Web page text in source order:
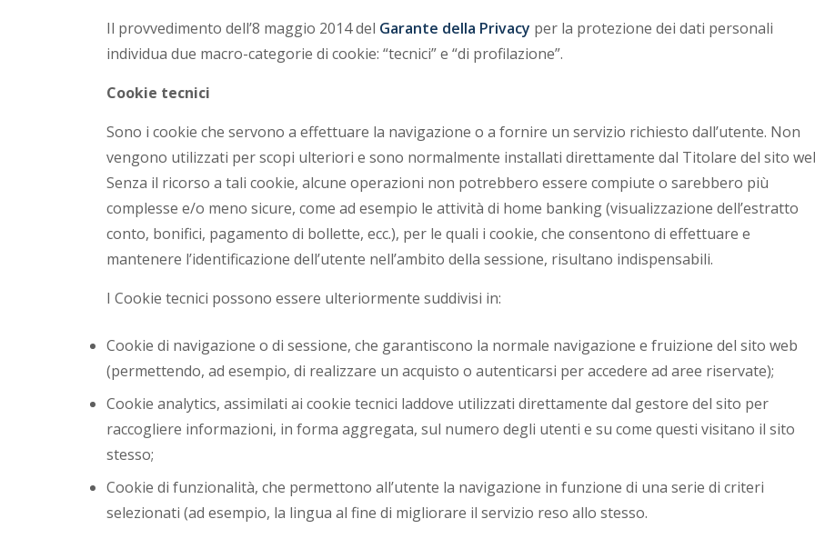
Il provvedimento dell’8 maggio 2014 del Garante della Privacy per la protezione dei dati personali
individua due macro-categorie di cookie: “tecnici” e “di profilazione”.
Cookie tecnici
Sono i cookie che servono a effettuare la navigazione o a fornire un servizio richiesto dall’utente. Non
vengono utilizzati per scopi ulteriori e sono normalmente installati direttamente dal Titolare del sito
Senza il ricorso a tali cookie, alcune operazioni non potrebbero essere compiute o sarebbero più
complesse e/o meno sicure, come ad esempio le attività di home banking (visualizzazione dell’estratto
conto, bonifici, pagamento di bollette, ecc.), per le quali i cookie, che consentono di effettuare e
mantenere l’identificazione dell’utente nell’ambito della sessione, risultano indispensabili.
I Cookie tecnici possono essere ulteriormente suddivisi in:
Cookie di navigazione o di sessione, che garantiscono la normale navigazione e fruizione del sito web
(permettendo, ad esempio, di realizzare un acquisto o autenticarsi per accedere ad aree riservate);
Cookie analytics, assimilati ai cookie tecnici laddove utilizzati direttamente dal gestore del sito per
raccogliere informazioni, in forma aggregata, sul numero degli utenti e su come questi visitano il sito
stesso;
Cookie di funzionalità, che permettono all’utente la navigazione in funzione di una serie di criteri
selezionati (ad esempio, la lingua al fine di migliorare il servizio reso allo stesso.